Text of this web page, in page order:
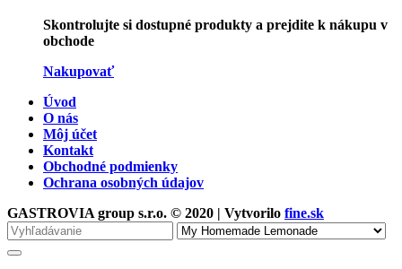
Skontrolujte si dostupné produkty a prejdite k nákupu v
obchode
Nakupovať
Úvod
O nás
Môj účet
Kontakt
Obchodné podmienky
Ochrana osobných údajov
GASTROVIA group s.r.o. © 2020 | Vytvorilo fine.sk
Vyhľadávanie
pre